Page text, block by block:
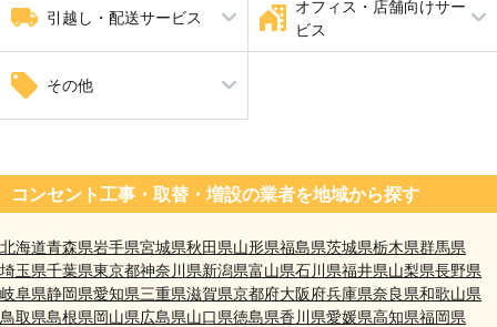
盗聴器調査
家具組立・移動
引越し・配送サービス
引越し
オフィス・店舗向けサー
ビス
自動ドア修理
その他
コンセント工事・取替・増設の業者を地域から探す
北海道青森県岩手県宮城県秋田県山形県福島県茨城県栃木県群馬県
埼玉県千葉県東京都神奈川県新潟県富山県石川県福井県山梨県長野県
岐阜県静岡県愛知県三重県滋賀県京都府大阪府兵庫県奈良県和歌山県
鳥取県島根県岡山県広島県山口県徳島県香川県愛媛県高知県福岡県